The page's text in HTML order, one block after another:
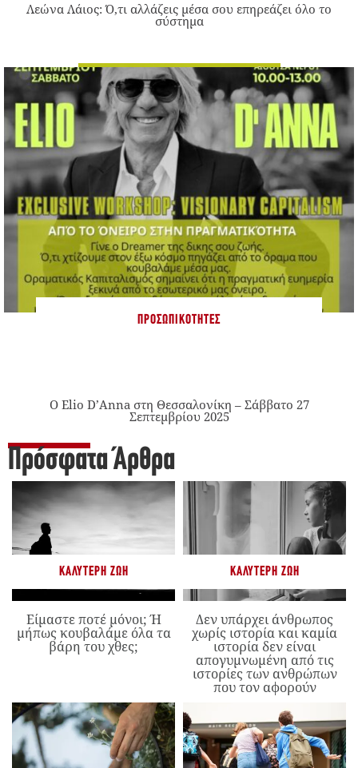
Λεώνα Λάιος: Ό,τι αλλάζεις μέσα σου επηρεάζει όλο το
σύστημα
ΠΡΟΣΩΠΙΚΌΤΗΤΕΣ
Ο Elio D’Anna στη Θεσσαλονίκη – Σάββατο 27
Σεπτεμβρίου 2025
Πρόσφατα Άρθρα
ΚΑΛΎΤΕΡΗ ΖΩΉ
Είμαστε ποτέ μόνοι; Ή
μήπως κουβαλάμε όλα τα
βάρη του χθες;
ΚΑΛΎΤΕΡΗ ΖΩΉ
Δεν υπάρχει άνθρωπος
χωρίς ιστορία και καμία
ιστορία δεν είναι
απογυμνωμένη από τις
ιστορίες των ανθρώπων
που τον αφορούν